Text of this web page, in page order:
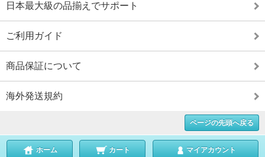
日本最大級の品揃えでサポート
ご利用ガイド
商品保証について
海外発送規約
ページの先頭へ戻る
ホーム カート マイアカウント